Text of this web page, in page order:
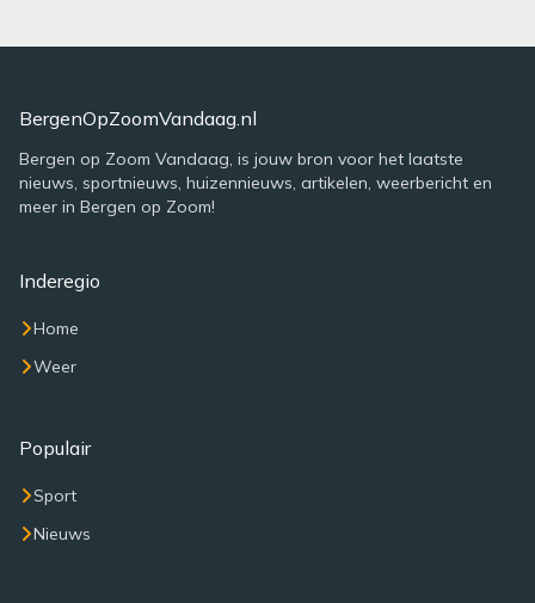
BergenOpZoomVandaag.nl
Bergen op Zoom Vandaag, is jouw bron voor het laatste
nieuws, sportnieuws, huizennieuws, artikelen, weerbericht en
meer in Bergen op Zoom!
Inderegio
Home
Weer
Populair
Sport
Nieuws